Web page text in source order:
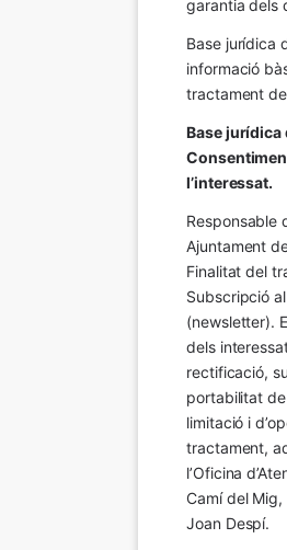
garantia dels
Base jurídica
informació
tractament
Base jurídica
l’interessat.
Responsable
Ajuntament
Finalitat del
Subscripció
(newsletter).
dels
rectificació,
portabilitat
limitació i
tractament,
l’Oficina
Camí del
Joan Despí.